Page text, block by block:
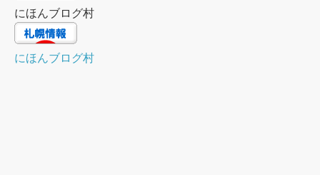
にほんブログ村
にほんブログ村